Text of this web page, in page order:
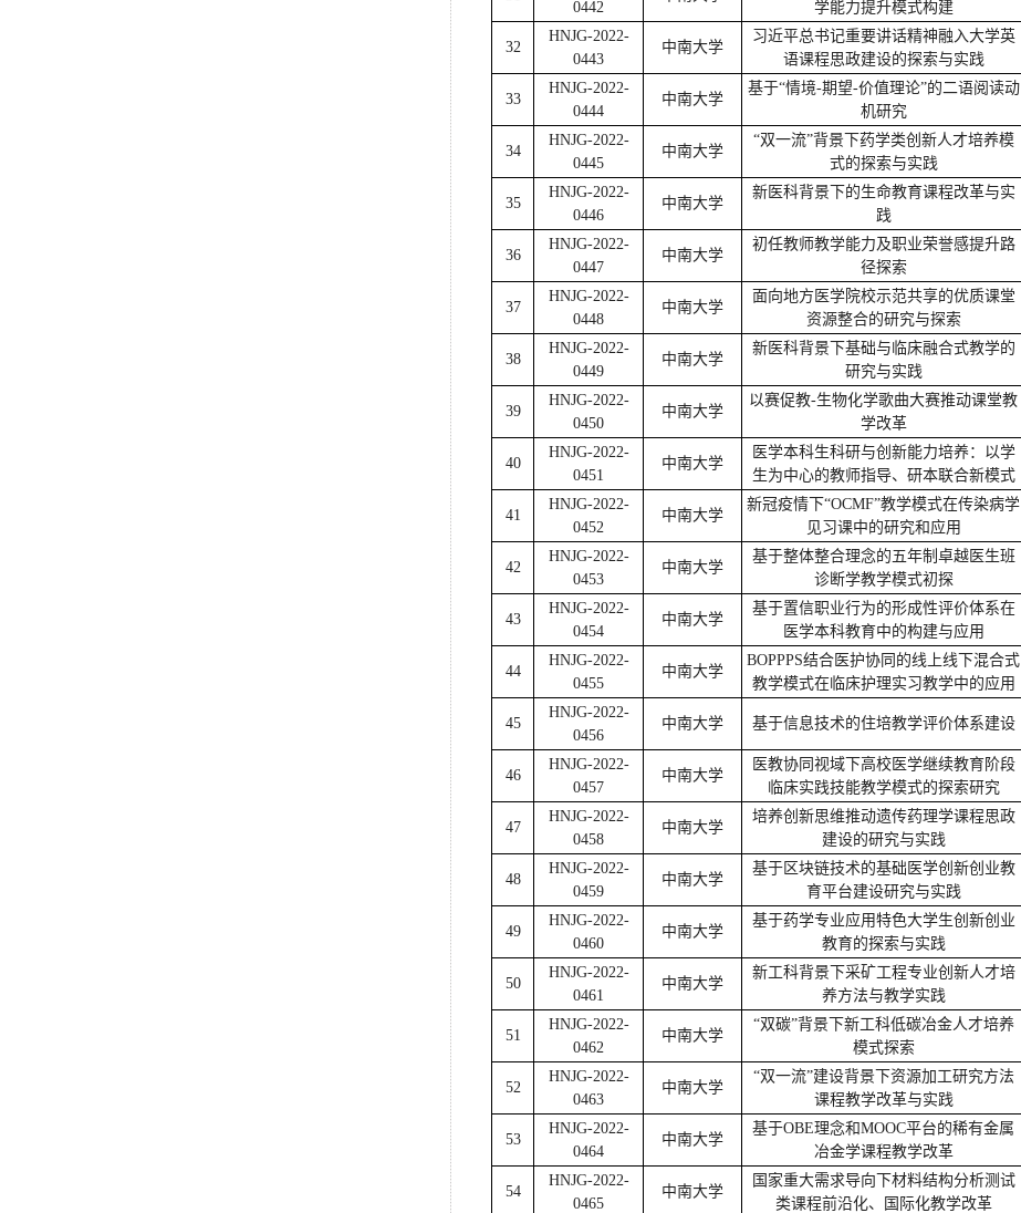
0442
学能力提升模式构建
32
HNJG-2022-
0443
中南大学
习近平总书记重要讲话精神融入大学英
语课程思政建设的探索与实践
33
HNJG-2022-
0444
中南大学
基于“情境-期望-价值理论”的二语阅读动
机研究
34
HNJG-2022-
0445
中南大学
“双一流”背景下药学类创新人才培养模
式的探索与实践
35
HNJG-2022-
0446
中南大学
新医科背景下的生命教育课程改革与实
践
36
HNJG-2022-
0447
中南大学
初任教师教学能力及职业荣誉感提升路
径探索
37
HNJG-2022-
0448
中南大学
面向地方医学院校示范共享的优质课堂
资源整合的研究与探索
38
HNJG-2022-
0449
中南大学
新医科背景下基础与临床融合式教学的
研究与实践
39
HNJG-2022-
0450
中南大学
以赛促教-生物化学歌曲大赛推动课堂教
学改革
40
HNJG-2022-
0451
中南大学
医学本科生科研与创新能力培养：以学
生为中心的教师指导、研本联合新模式
41
HNJG-2022-
0452
中南大学
新冠疫情下“OCMF”教学模式在传染病学
见习课中的研究和应用
42
HNJG-2022-
0453
中南大学
基于整体整合理念的五年制卓越医生班
诊断学教学模式初探
43
HNJG-2022-
0454
中南大学
基于置信职业行为的形成性评价体系在
医学本科教育中的构建与应用
44
HNJG-2022-
0455
中南大学
BOPPPS结合医护协同的线上线下混合式
教学模式在临床护理实习教学中的应用
45
HNJG-2022-
0456
中南大学 基于信息技术的住培教学评价体系建设
46
HNJG-2022-
0457
中南大学
医教协同视域下高校医学继续教育阶段
临床实践技能教学模式的探索研究
47
HNJG-2022-
0458
中南大学
培养创新思维推动遗传药理学课程思政
建设的研究与实践
48
HNJG-2022-
0459
中南大学
基于区块链技术的基础医学创新创业教
育平台建设研究与实践
49
HNJG-2022-
0460
中南大学
基于药学专业应用特色大学生创新创业
教育的探索与实践
50
HNJG-2022-
0461
中南大学
新工科背景下采矿工程专业创新人才培
养方法与教学实践
51
HNJG-2022-
0462
中南大学
“双碳”背景下新工科低碳冶金人才培养
模式探索
52
HNJG-2022-
0463
中南大学
“双一流”建设背景下资源加工研究方法
课程教学改革与实践
53
HNJG-2022-
0464
中南大学
基于OBE理念和MOOC平台的稀有金属
冶金学课程教学改革
54
HNJG-2022-
0465
中南大学
国家重大需求导向下材料结构分析测试
类课程前沿化、国际化教学改革